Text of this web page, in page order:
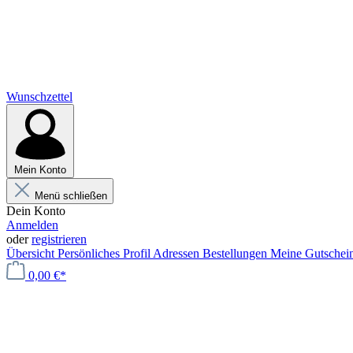
Wunschzettel
Mein Konto
Menü schließen
Dein Konto
Anmelden
oderregistrieren
Übersicht Persönliches Profil Adressen Bestellungen Meine
0,00 €*